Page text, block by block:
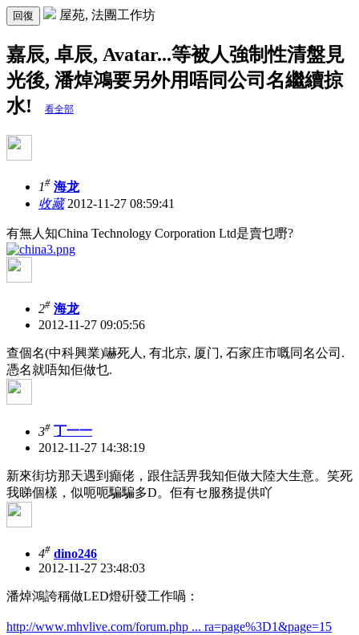
回復 屋苑, 法團工作坊
嘉辰, 卓辰, Avatar...等被人強制性清盤見
光後, 潘焯鴻要另外用唔同公司名繼續掠
水!
看全部
1# 海龙
收藏2012-11-27 08:59:41
有無人知China Technology Corporation Ltd是賣乜嘢?
2# 海龙
2012-11-27 09:05:56
查個名(中科興業)嚇死人, 有北京, 厦门, 石家庄市嘅同名公司.
憑名就唔知佢做乜.
3# 丁一一
2012-11-27 14:38:19
新來街坊那天遇到癲佬，跟住話畀我知佢做大陸大生意。笑死
我睇個樣，似呃呃騙騙多D。佢有セ服務提供吖
4# dino246
2012-11-27 23:48:03
潘焯鴻誇稱做LED燈硏發工作喎：
http://www.mhvlive.com/forum.php ... ra=page%3D1&page=15